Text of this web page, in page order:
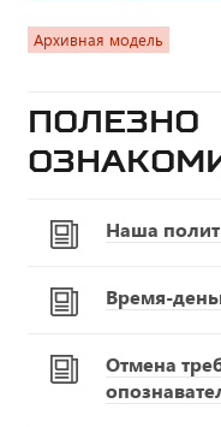
Архивная модель
Полезно
Наша
Время-
Отмена